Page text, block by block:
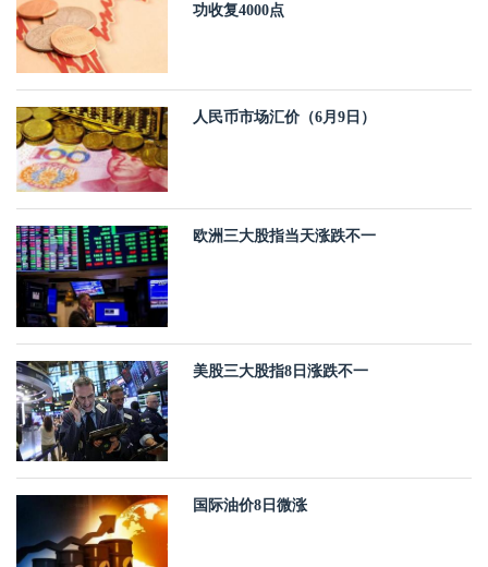
功收复4000点
人民币市场汇价（6月9日）
欧洲三大股指当天涨跌不一
美股三大股指8日涨跌不一
国际油价8日微涨